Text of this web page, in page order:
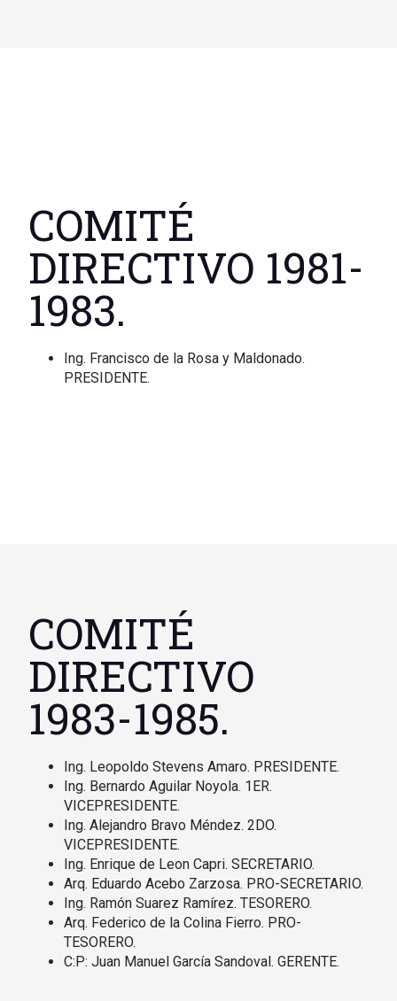
COMITÉ
DIRECTIVO 1981-
1983.
Ing. Francisco de la Rosa y Maldonado.
PRESIDENTE.
COMITÉ
DIRECTIVO
1983-1985.
Ing. Leopoldo Stevens Amaro. PRESIDENTE.
Ing. Bernardo Aguilar Noyola. 1ER.
VICEPRESIDENTE.
Ing. Alejandro Bravo Méndez. 2DO.
VICEPRESIDENTE.
Ing. Enrique de Leon Capri. SECRETARIO.
Arq. Eduardo Acebo Zarzosa. PRO-SECRETARIO.
Ing. Ramón Suarez Ramírez. TESORERO.
Arq. Federico de la Colina Fierro. PRO-
TESORERO.
C:P: Juan Manuel García Sandoval. GERENTE.